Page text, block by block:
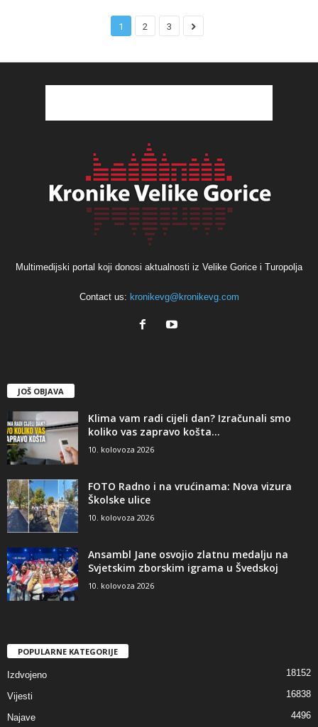
1 2 3
Multimedijski portal koji donosi aktualnosti iz Velike Gorice i Turopolja
Contact us: kronikevg@kronikevg.com
JOŠ OBJAVA
Klima vam radi cijeli dan? Izračunali smo
koliko vas zapravo košta...
10. kolovoza 2026
FOTO Radno i na vrućinama: Nova vizura
Školske ulice
10. kolovoza 2026
Ansambl Jane osvojio zlatnu medalju na
Svjetskim zborskim igrama u Švedskoj
10. kolovoza 2026
POPULARNE KATEGORIJE
Izdvojeno 18152
Vijesti 16838
Najave 4496